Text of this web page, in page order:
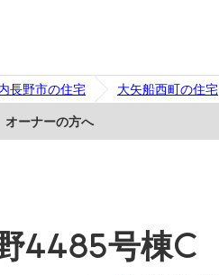
長野市の住宅 大矢船西町の住宅
オーナーの方へ
4485号棟C